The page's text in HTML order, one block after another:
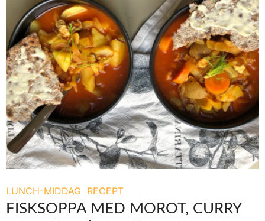
LUNCH-MIDDAG RECEPT
FISKSOPPA MED MOROT, CURRY